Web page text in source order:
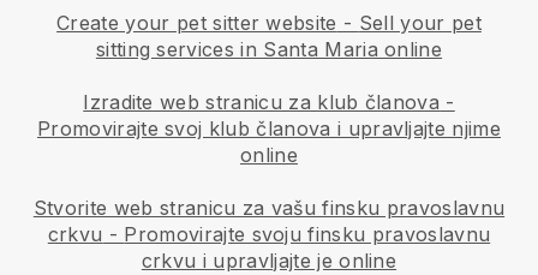
Create your pet sitter website - Sell your pet
sitting services in Santa Maria online
Izradite web stranicu za klub članova -
Promovirajte svoj klub članova i upravljajte njime
online
Stvorite web stranicu za vašu finsku pravoslavnu
crkvu - Promovirajte svoju finsku pravoslavnu
crkvu i upravljajte je online